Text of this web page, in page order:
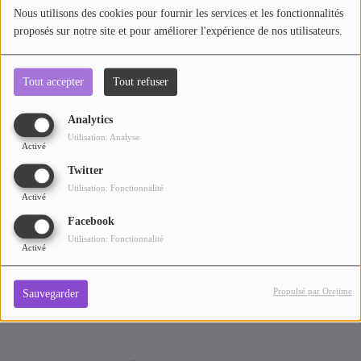
Nous utilisons des cookies pour fournir les services et les fonctionnalités
proposés sur notre site et pour améliorer l'expérience de nos utilisateurs.
Tout accepter Tout refuser
Analytics
Activé
Utilisation: Analyse
Twitter
Activé
Utilisation: Fonctionnalité
Facebook
Activé
Utilisation: Fonctionnalité
Sauvegarder Propulsé par Orejime
AU TOUR DE ... AUTOUR DE ....
ÊTRE-BIEN
LE LIVE RADIO GIRAFE
DICTIONNAIRE DES IDÉES CONFUSES
LES MOTS À LA BOUCHE
SPORT ADDICT
Contact
Oups, vous avez
rencontré une erreur.
Il semble que la page que vous recherchez n’existe plus.